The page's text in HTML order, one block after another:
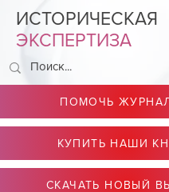
ИСТОРИЧЕСКАЯ
ЭКСПЕРТИЗА
ПОМОЧЬ
КУПИТЬ НАШИ
СКАЧАТЬ НОВЫЙ